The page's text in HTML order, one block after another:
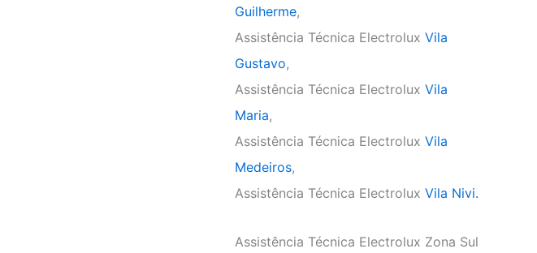
Guilherme,
Assistência Técnica Electrolux Vila
Gustavo,
Assistência Técnica Electrolux Vila
Maria,
Assistência Técnica Electrolux Vila
Medeiros,
Assistência Técnica Electrolux Vila Nivi.
Assistência Técnica Electrolux Zona Sul